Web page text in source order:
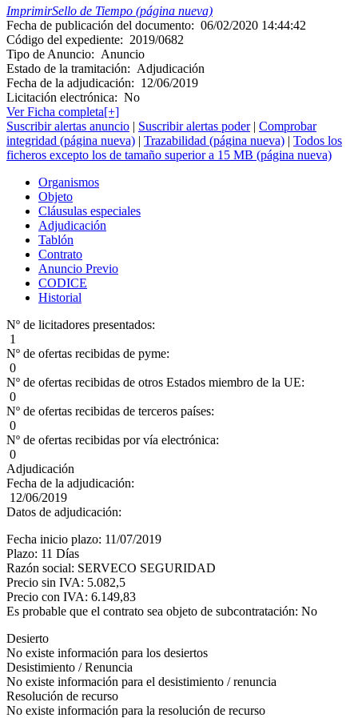
ImprimirSello de Tiempo (página nueva)
Fecha de publicación del documento: 06/02/2020 14:44:42
Código del expediente: 2019/0682
Tipo de Anuncio: Anuncio
Estado de la tramitación: Adjudicación
Fecha de la adjudicación: 12/06/2019
Licitación electrónica: No
Ver Ficha completa[+]
Suscribir alertas anuncio | Suscribir alertas poder| Comprobar
integridad (página nueva) | Trazabilidad (página nueva) | Todos los
ficheros excepto los de tamaño superior a 15 MB (página nueva)
Organismos
Objeto
Cláusulas especiales
Adjudicación
Tablón
Contrato
Anuncio Previo
CODICE
Historial
Nº de licitadores presentados:
1
Nº de ofertas recibidas de pyme:
0
Nº de ofertas recibidas de otros Estados miembro de la UE:
0
Nº de ofertas recibidas de terceros países:
0
Nº de ofertas recibidas por vía electrónica:
0
Adjudicación
Fecha de la adjudicación:
12/06/2019
Datos de adjudicación:
Fecha inicio plazo: 11/07/2019
Plazo: 11 Días
Razón social: SERVECO SEGURIDAD
Precio sin IVA: 5.082,5
Precio con IVA: 6.149,83
Es probable que el contrato sea objeto de subcontratación: No
Desierto
No existe información para los desiertos
Desistimiento / Renuncia
No existe información para el desistimiento / renuncia
Resolución de recurso
No existe información para la resolución de recurso